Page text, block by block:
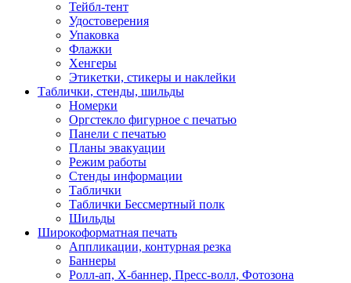
Тейбл-тент
Удостоверения
Упаковка
Флажки
Хенгеры
Этикетки, стикеры и наклейки
Таблички, стенды, шильды
Номерки
Оргстекло фигурное с печатью
Панели с печатью
Планы эвакуации
Режим работы
Стенды информации
Таблички
Таблички Бессмертный полк
Шильды
Широкоформатная печать
Аппликации, контурная резка
Баннеры
Ролл-ап, X-баннер, Пресс-волл, Фотозона